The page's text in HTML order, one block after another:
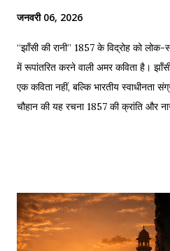
जनवरी 06, 2026
“झाँसी की रानी” 1857 के विद्रोह को
में रूपांतरित करने वाली अमर कविता है।
एक कविता नहीं, बल्कि भारतीय स्वाधीनता
चौहान की यह रचना 1857 की क्रांति और
अपनी इच्छा से विद्रोह किया और इतिहास
औरतों की विद्रोही कहानियों में पढ़ा है।
/ Academic) विषय: 1857 का स्वतंत्रता